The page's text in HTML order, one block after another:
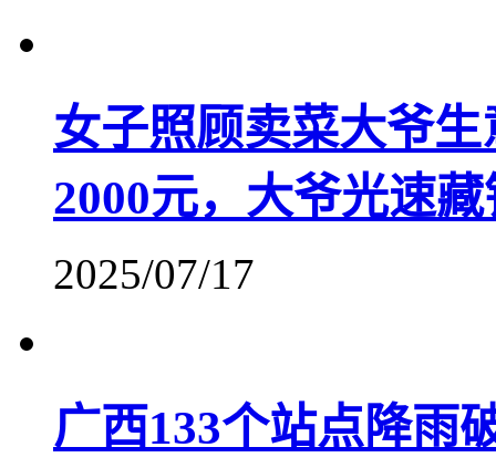
女子照顾卖菜大爷
2000元，大爷光速藏
2025/07/17
广西133个站点降雨